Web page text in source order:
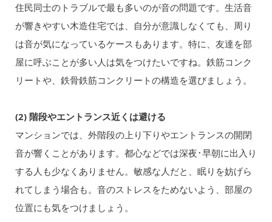
住民同士のトラブルで最も多いのが音の問題です。生活音
が響きやすい木造住宅では、自分が意識しなくても、周り
は音が気になっているケースもあります。特に、友達を部
屋に呼ぶことが多い人は気をつけたいですね。鉄筋コンク
リートや、鉄骨鉄筋コンクリートの構造を選びましょう。
(2) 階段やエントランス近くは避ける
マンションでは、外階段の上り下りやエントランスの開閉
音が響くことがあります。都心などでは深夜･早朝に出入り
する人も少なくありません。敏感な人だと、眠りを妨げら
れてしまう場合も。音のストレスをためないよう、部屋の
位置にも気をつけましょう。